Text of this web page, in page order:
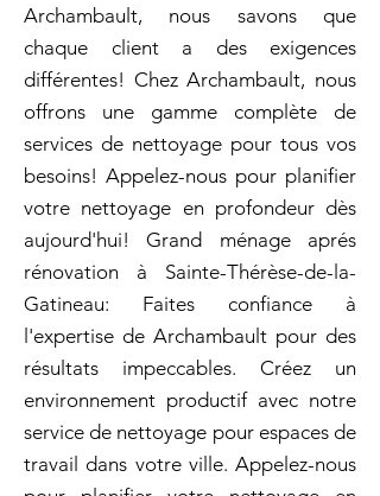
Archambault, nous savons que
chaque client a des exigences
différentes! Chez Archambault, nous
offrons une gamme complète de
services de nettoyage pour tous vos
besoins! Appelez-nous pour planifier
votre nettoyage en profondeur dès
aujourd'hui! Grand ménage aprés
rénovation à Sainte-Thérèse-de-la-
Gatineau: Faites confiance à
l'expertise de Archambault pour des
résultats impeccables. Créez un
environnement productif avec notre
service de nettoyage pour espaces de
travail dans votre ville. Appelez-nous